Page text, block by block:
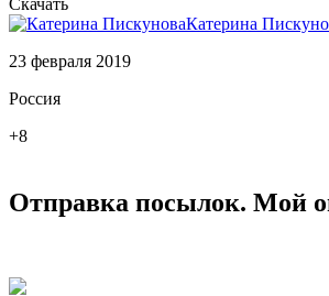
Скачать
Катерина
23 февраля 2019
Россия
+8
Отправка посылок. Мой